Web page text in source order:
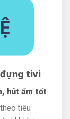
tivi
hút ẩm tốt
tiêu